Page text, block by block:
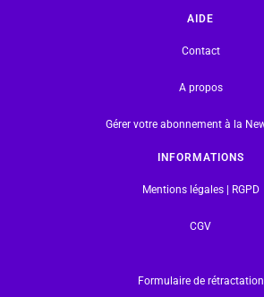
AIDE
Contact
A propos
Gérer votre abonnement à la
INFORMATIONS
Mentions légales | RGPD
CGV
Formulaire de rétractation